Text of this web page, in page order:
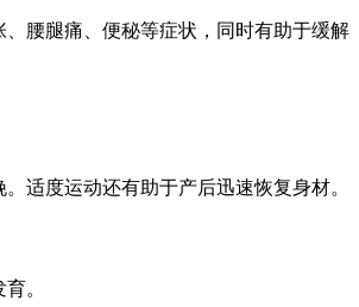
腰腿痛、便秘等症状，同时有助于缓解
适度运动还有助于产后迅速恢复身材。
。